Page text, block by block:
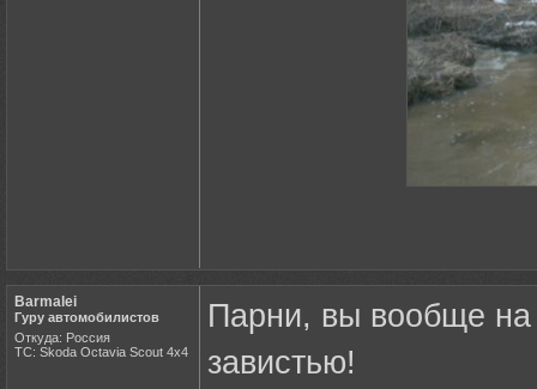
Barmalei
Гуру автомобилистов
Откуда: Россия
ТС: Skoda Octavia Scout 4x4
Парни, вы вообще
завистью!